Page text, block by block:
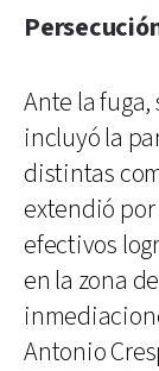
Ante la
incluyó la
distintas
extendió
efectivos
en la zona
Antonio